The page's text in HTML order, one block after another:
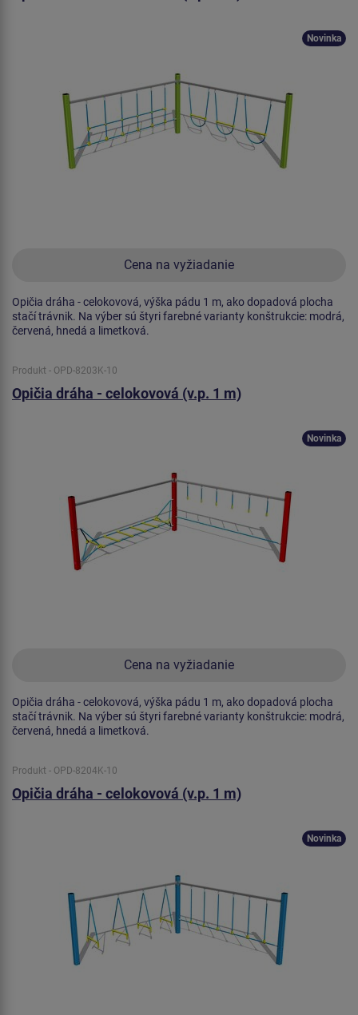
Cena na vyžiadanie
Novinka
Opičia dráha - celokovová, výška pádu 1 m, ako dopadová plocha
stačí trávnik. Na výber sú štyri farebné varianty konštrukcie: modrá,
červená, hnedá a limetková.
Produkt - OPD-8203K-10
Opičia dráha - celokovová (v.p. 1 m)
Cena na vyžiadanie
Novinka
Opičia dráha - celokovová, výška pádu 1 m, ako dopadová plocha
stačí trávnik. Na výber sú štyri farebné varianty konštrukcie: modrá,
červená, hnedá a limetková.
Produkt - OPD-8204K-10
Opičia dráha - celokovová (v.p. 1 m)
Novinka